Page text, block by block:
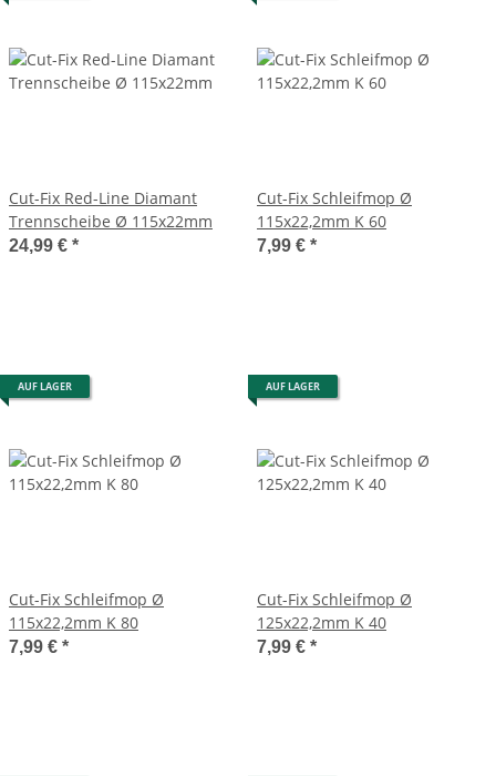
Cut-Fix Red-Line Diamant
Trennscheibe Ø 115x22mm
24,99 € *
Cut-Fix Schleifmop Ø
115x22,2mm K 60
7,99 € *
AUF LAGER
Cut-Fix Schleifmop Ø
115x22,2mm K 80
7,99 € *
AUF LAGER
Cut-Fix Schleifmop Ø
125x22,2mm K 40
7,99 € *